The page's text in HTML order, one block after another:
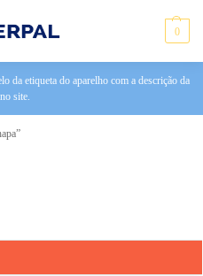
0
da etiqueta do aparelho com a descrição da
site.